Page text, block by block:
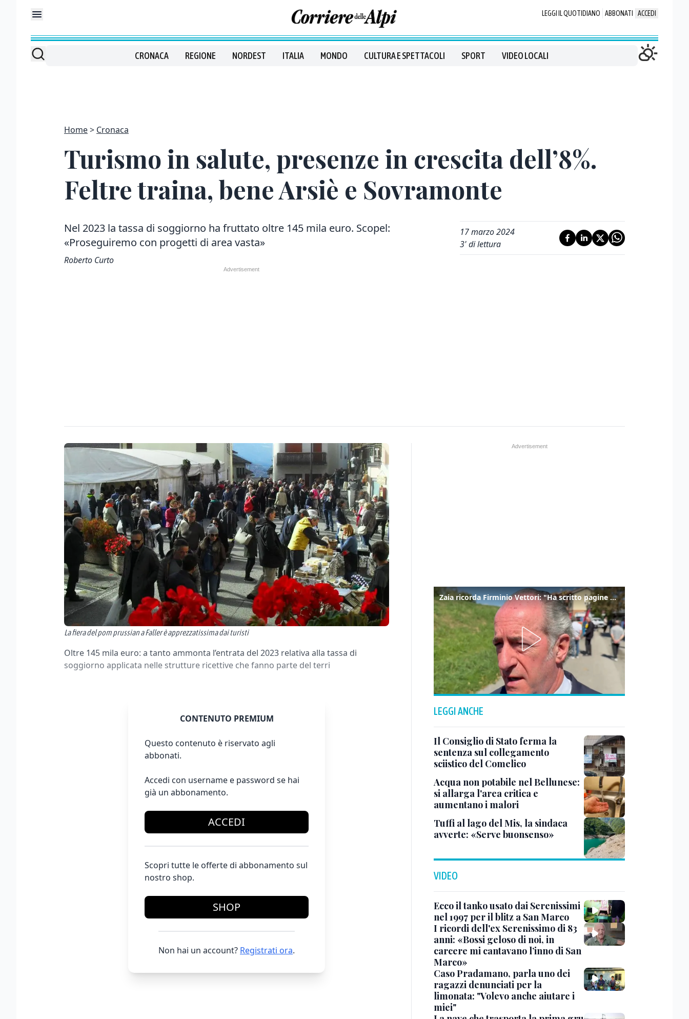
LEGGI IL QUOTIDIANO ABBONATI ACCEDI
CRONACA REGIONE NORDEST ITALIA MONDO CULTURA E SPETTACOLI SPORT VIDEO LOCALI
Home Cronaca
Turismo in salute, presenze in crescita dell’8%.
Feltre traina, bene Arsiè e Sovramonte
Nel 2023 la tassa di soggiorno ha fruttato oltre 145 mila euro. Scopel:
«Proseguiremo con progetti di area vasta»
Roberto Curto
17 marzo 2024
3' di lettura
La fiera del pom prussian a Faller è apprezzatissima dai turisti
Oltre 145 mila euro: a tanto ammonta l’entrata del 2023 relativa alla tassa di
soggiorno applicata nelle strutture ricettive che fanno parte del terri
CONTENUTO PREMIUM
Questo contenuto è riservato agli
abbonati.
Accedi con username e password se hai
già un abbonamento.
ACCEDI
Scopri tutte le offerte di abbonamento sul
nostro shop.
SHOP
Non hai un account? Registrati ora.
Zaia ricorda Firminio Vettori: "Ha scritto pagine di storia del nostro territorio"
LEGGI ANCHE
Il Consiglio di Stato ferma la
sentenza sul collegamento
sciistico del Comelico
Acqua non potabile nel Bellunese:
si allarga l'area critica e
aumentano i malori
Tuffi al lago del Mis, la sindaca
avverte: «Serve buonsenso»
VIDEO
Ecco il tanko usato dai Serenissimi
nel 1997 per il blitz a San Marco
I ricordi dell'ex Serenissimo di 83
anni: «Bossi geloso di noi, in
carcere mi cantavano l’inno di San
Marco»
Caso Pradamano, parla uno dei
ragazzi denunciati per la
limonata: "Volevo anche aiutare i
miei"